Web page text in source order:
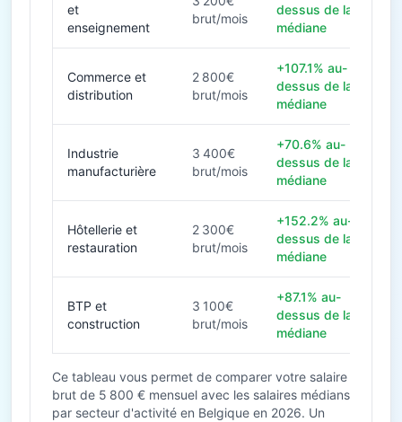
et
enseignement
brut/mois
dessus de la
médiane
Commerce et
distribution
2 800€
brut/mois
+107.1% au-
dessus de la
médiane
Industrie
manufacturière
3 400€
brut/mois
+70.6% au-
dessus de la
médiane
Hôtellerie et
restauration
2 300€
brut/mois
+152.2% au-
dessus de la
médiane
BTP et
construction
3 100€
brut/mois
+87.1% au-
dessus de la
médiane
Ce tableau vous permet de comparer votre salaire
brut de 5 800 € mensuel avec les salaires médians
par secteur d'activité en Belgique en 2026. Un